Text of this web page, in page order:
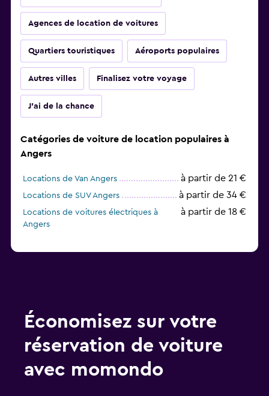
Agences de location de voitures
Quartiers touristiques Aéroports populaires
Autres villes Finalisez votre voyage
J'ai de la chance
Catégories de voiture de location populaires à
Angers
Locations de Van Angers à partir de 21 €
Locations de SUV Angers à partir de 34 €
Locations de voitures électriques à
Angers
à partir de 18 €
Économisez sur votre
réservation de voiture
avec momondo